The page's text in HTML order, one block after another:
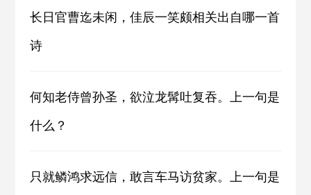
长日官曹迄未闲，佳辰一笑颇相关出自哪一首
诗
何知老侍曾孙圣，欲泣龙髯吐复吞。上一句是
什么？
只就鳞鸿求远信，敢言车马访贫家。上一句是